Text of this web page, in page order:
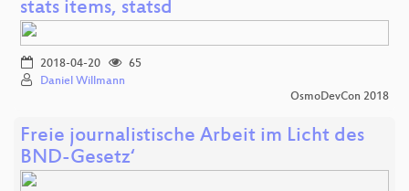
stats items, statsd
2018-04-20
65
Daniel Willmann
OsmoDevCon 2018
Freie journalistische Arbeit im Licht des
BND-Gesetz‘